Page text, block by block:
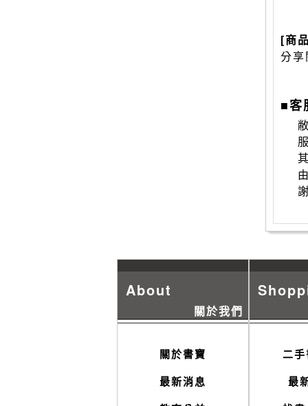
[商
分
■客
About
關於我們
關於書寶
最新消息
二
最